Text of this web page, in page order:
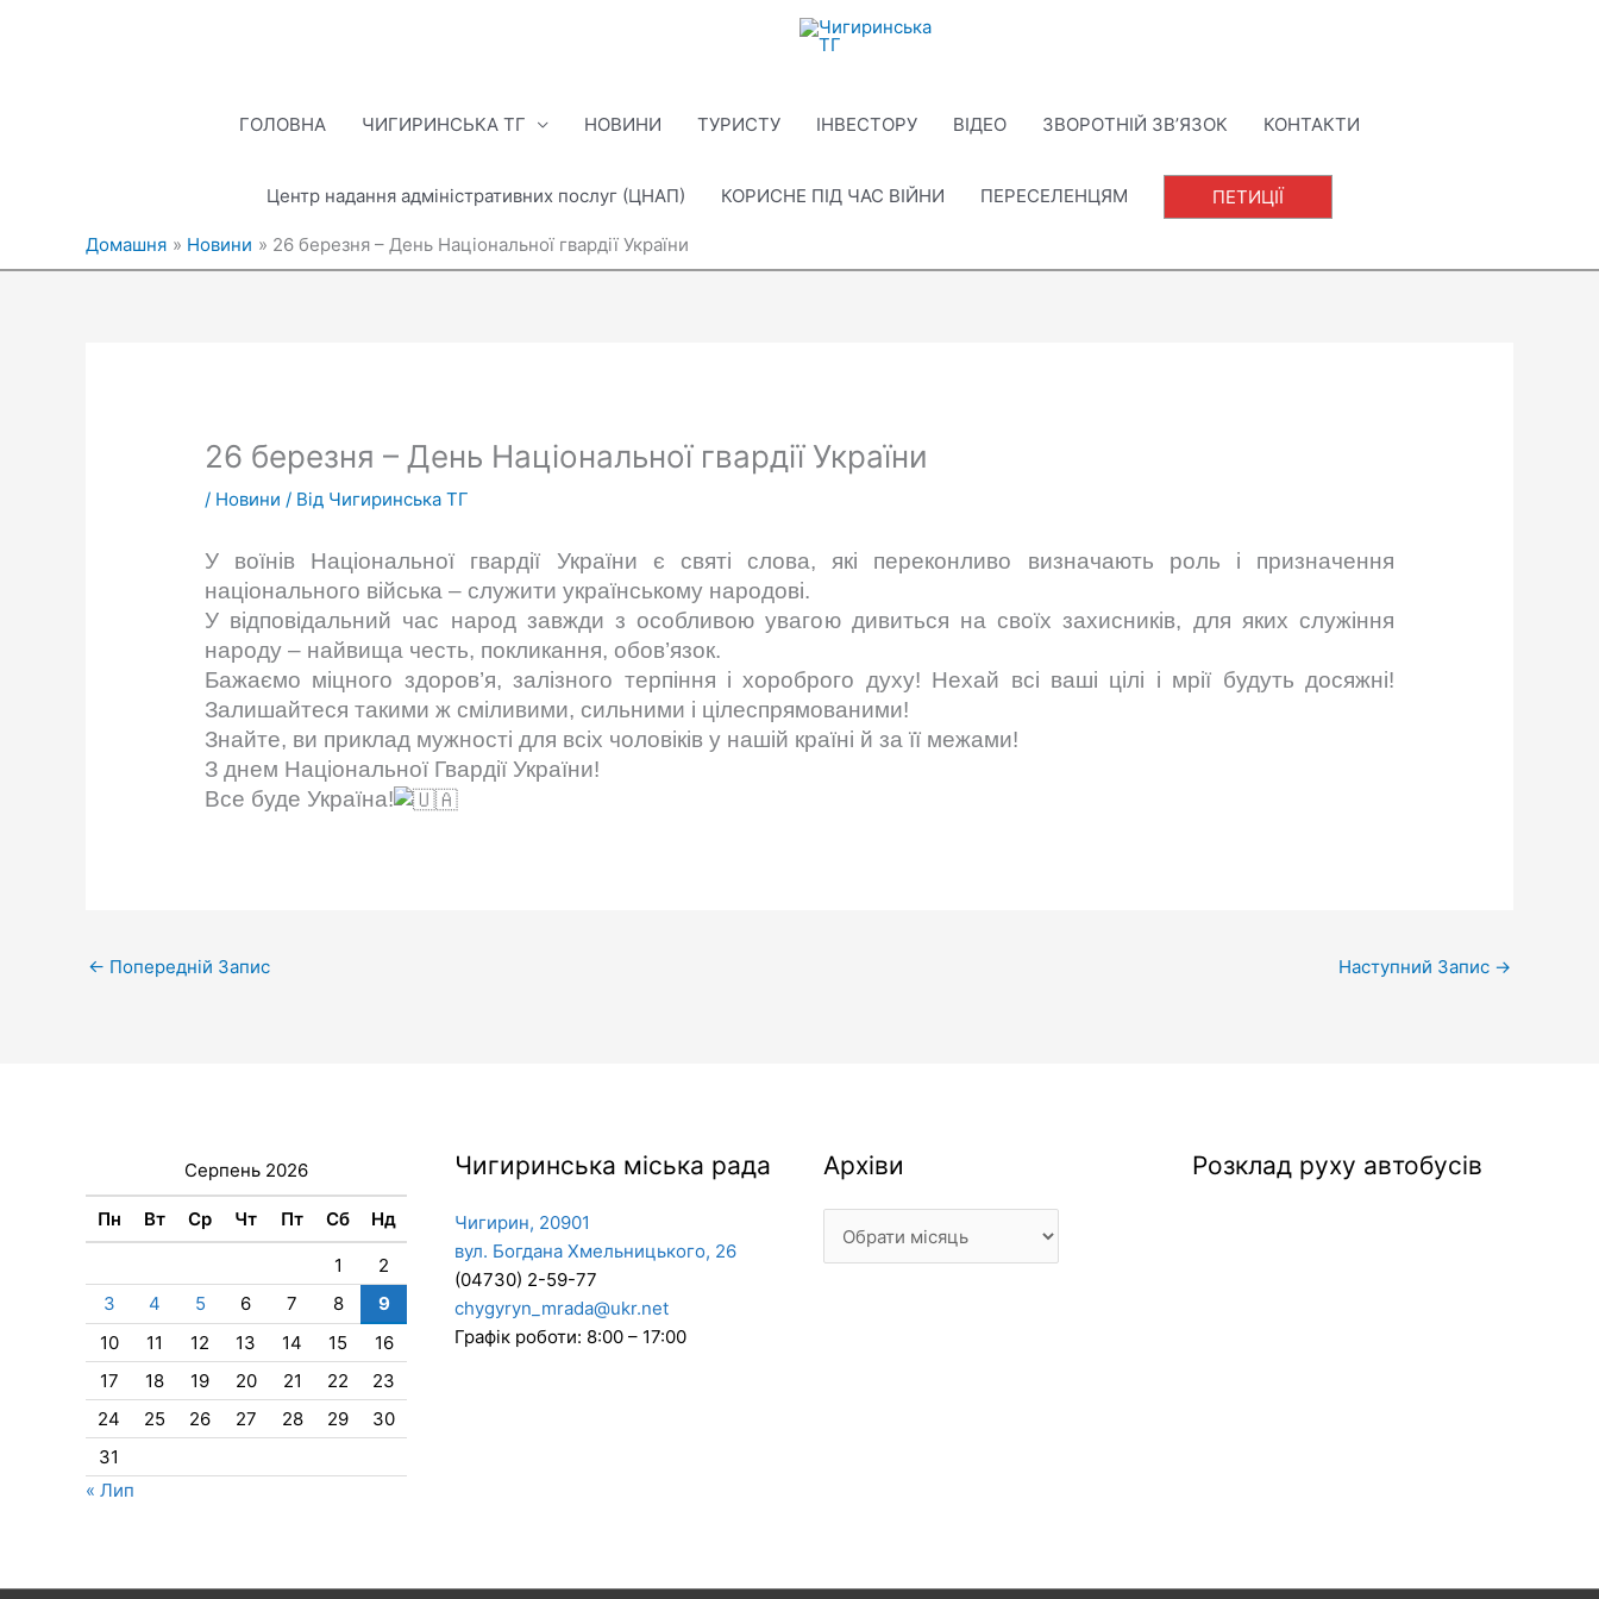
ГОЛОВНА ЧИГИРИНСЬКА ТГ НОВИНИ ТУРИСТУ ІНВЕСТОРУ ВІДЕО ЗВОРОТНІЙ ЗВ’ЯЗОК КОНТАКТИ
Центр надання адміністративних послуг (ЦНАП) КОРИСНЕ ПІД ЧАС ВІЙНИ ПЕРЕСЕЛЕНЦЯМ ПЕТИЦІЇ
Домашня Новини 26 березня – День Національної гвардії України
26 березня – День Національної гвардії України
/ Новини / Від Чигиринська ТГ
У воїнів Національної гвардії України є святі слова, які переконливо визначають роль і призначення
національного війська – служити українському народові.
У відповідальний час народ завжди з особливою увагою дивиться на своїх захисників, для яких служіння
народу – найвища честь, покликання, обов’язок.
Бажаємо міцного здоров’я, залізного терпіння і хороброго духу! Нехай всі ваші цілі і мрії будуть досяжні!
Залишайтеся такими ж сміливими, сильними і цілеспрямованими!
Знайте, ви приклад мужності для всіх чоловіків у нашій країні й за її межами!
З днем Національної Гвардії України!
Все буде Україна!
← Попередній Запис Наступний Запис →
Серпень 2026
Пн Вт Ср Чт Пт Сб Нд
1
2
3
4 5 6 7 8
9
10
11 12 13 14 15
16
17
18 19 20 21 22
23
24
25 26 27 28 29
30
31
« Лип
Чигиринська міська рада
Чигирин, 20901
вул. Богдана Хмельницького, 26
(04730) 2-59-77
chygyryn_mrada@ukr.net
Графік роботи: 8:00 – 17:00
Архіви
Архіви Розклад руху автобусів